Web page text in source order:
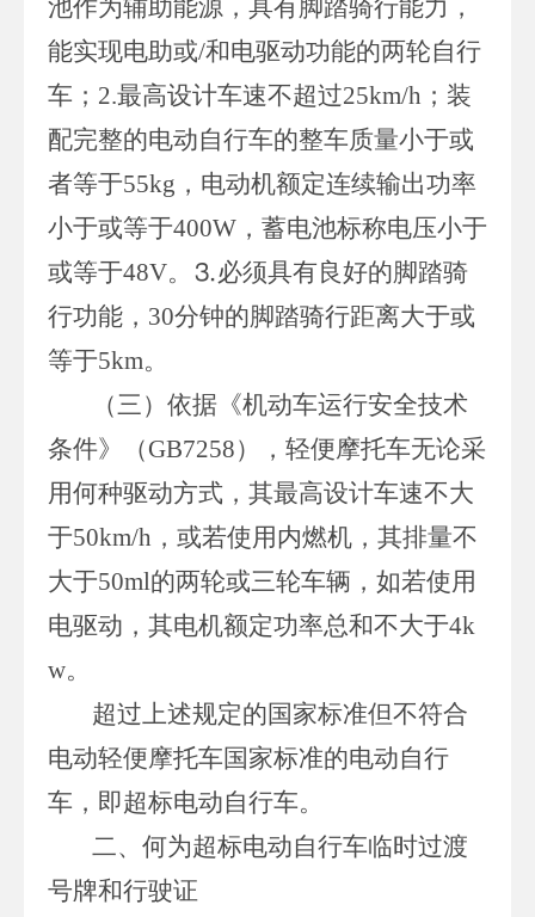
池作为辅助能源，具有脚踏骑行能力，
能实现电助或/和电驱动功能的两轮自行
车；2.最高设计车速不超过25km/h；装
配完整的电动自行车的整车质量小于或
者等于55kg，电动机额定连续输出功率
小于或等于400W，蓄电池标称电压小于
或等于48V。⒊必须具有良好的脚踏骑
行功能，30分钟的脚踏骑行距离大于或
等于5km。
（三）依据《机动车运行安全技术
条件》（GB7258），轻便摩托车无论采
用何种驱动方式，其最高设计车速不大
于50km/h，或若使用内燃机，其排量不
大于50ml的两轮或三轮车辆，如若使用
电驱动，其电机额定功率总和不大于4k
w。
超过上述规定的国家标准但不符合
电动轻便摩托车国家标准的电动自行
车，即超标电动自行车。
二、何为超标电动自行车临时过渡
号牌和行驶证